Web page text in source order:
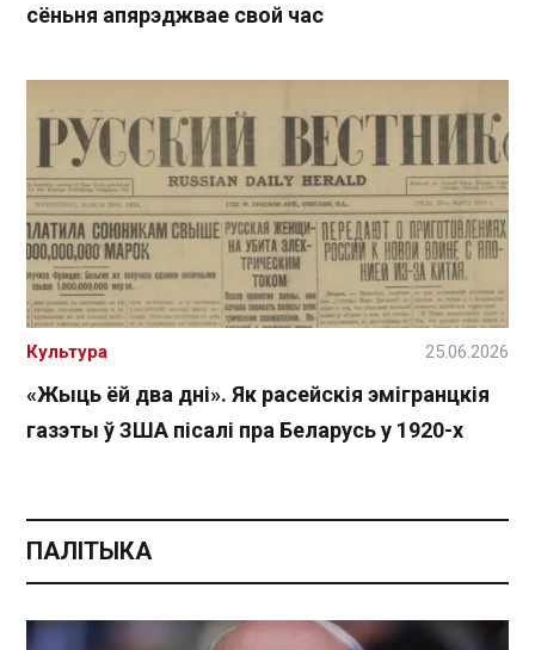
сёньня апярэджвае свой час
«Жыць ёй два дні». Як расейскія эмігранцкія
газэты ў ЗША пісалі пра Беларусь у 1920-х
Культура 25.06.2026
ПАЛІТЫКА